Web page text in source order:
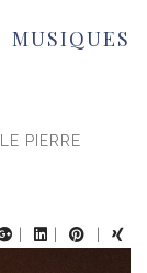
MUSIQUES
PIERRE